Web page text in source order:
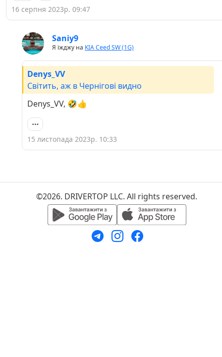
16 серпня 2023р. 09:47
Saniy9
Я їжджу на KIA Ceed SW (1G)
Denys_VV
Світить, аж в Чернігові видно
Denys_VV, 🤣👍
15 листопада 2023р. 10:33
©2026. DRIVERTOP LLC. All rights reserved.